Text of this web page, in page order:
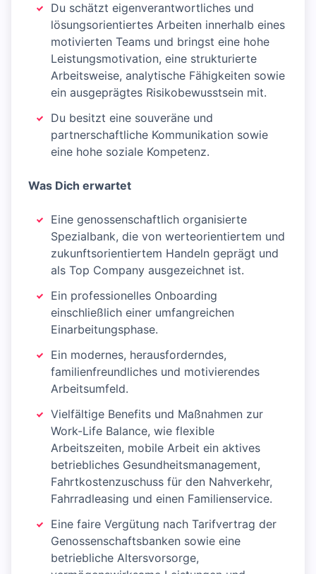
Du schätzt eigenverantwortliches und
lösungsorientiertes Arbeiten innerhalb eines
motivierten Teams und bringst eine hohe
Leistungsmotivation, eine strukturierte
Arbeitsweise, analytische Fähigkeiten sowie
ein ausgeprägtes Risikobewusstsein mit.
Du besitzt eine souveräne und
partnerschaftliche Kommunikation sowie
eine hohe soziale Kompetenz.
Was Dich erwartet
Eine genossenschaftlich organisierte
Spezialbank, die von werteorientiertem und
zukunftsorientiertem Handeln geprägt und
als Top Company ausgezeichnet ist.
Ein professionelles Onboarding
einschließlich einer umfangreichen
Einarbeitungsphase.
Ein modernes, herausforderndes,
familienfreundliches und motivierendes
Arbeitsumfeld.
Vielfältige Benefits und Maßnahmen zur
Work-Life Balance, wie flexible
Arbeitszeiten, mobile Arbeit ein aktives
betriebliches Gesundheitsmanagement,
Fahrtkostenzuschuss für den Nahverkehr,
Fahrradleasing und einen Familienservice.
Eine faire Vergütung nach Tarifvertrag der
Genossenschaftsbanken sowie eine
betriebliche Altersvorsorge,